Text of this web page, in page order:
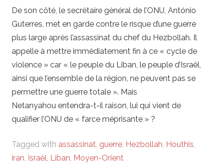
De son côté, le secrétaire général de l’ONU, António
Guterres, met en garde contre le risque d’une guerre
plus large après l’assassinat du chef du Hezbollah. Il
appelle à mettre immédiatement fin à ce « cycle de
violence » car « le peuple du Liban, le peuple d’Israël,
ainsi que l’ensemble de la région, ne peuvent pas se
permettre une guerre totale ». Mais
Netanyahou entendra-t-il raison, lui qui vient de
qualifier l’ONU de « farce méprisante » ?
Tagged with assassinat guerre Hezbollah Houthis
iran Israël Liban Moyen-Orient